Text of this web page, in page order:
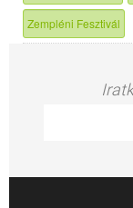
Zempléni Fesztivál